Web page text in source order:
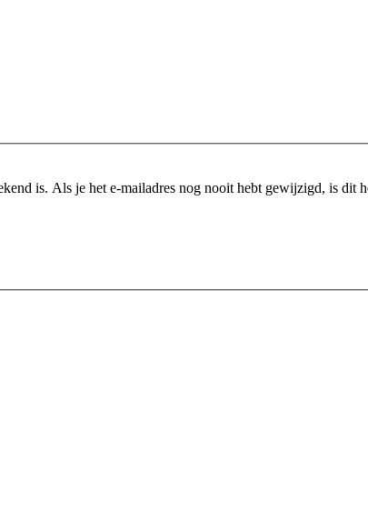
is. Als je het e-mailadres nog nooit hebt gewijzigd, is dit